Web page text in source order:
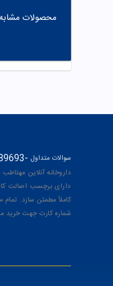
محصولات مشابه
سوالات متداول -
داروخانه آنلاین مهتاطب با
دارای برچسب اصالت
کاملاً مطمئن سازد.
شماره کارت جهت خرید محصولات :